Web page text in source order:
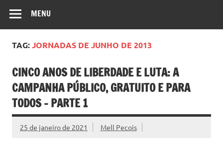
MENU
TAG:JORNADAS DE JUNHO DE 2013
CINCO ANOS DE LIBERDADE E LUTA: A
CAMPANHA PÚBLICO, GRATUITO E PARA
TODOS – PARTE 1
25 de janeiro de 2021 Mell Pecois